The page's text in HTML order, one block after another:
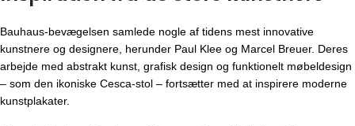
Bauhaus-bevægelsen samlede nogle af tidens mest innovative
kunstnere og designere, herunder Paul Klee og Marcel Breuer. Deres
arbejde med abstrakt kunst, grafisk design og funktionelt møbeldesign
– som den ikoniske Cesca-stol – fortsætter med at inspirere moderne
kunstplakater.